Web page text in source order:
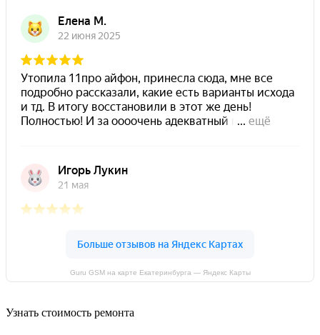
Guru GSM на карте Екатеринбурга — Яндекс Карты
Узнать стоимость ремонта